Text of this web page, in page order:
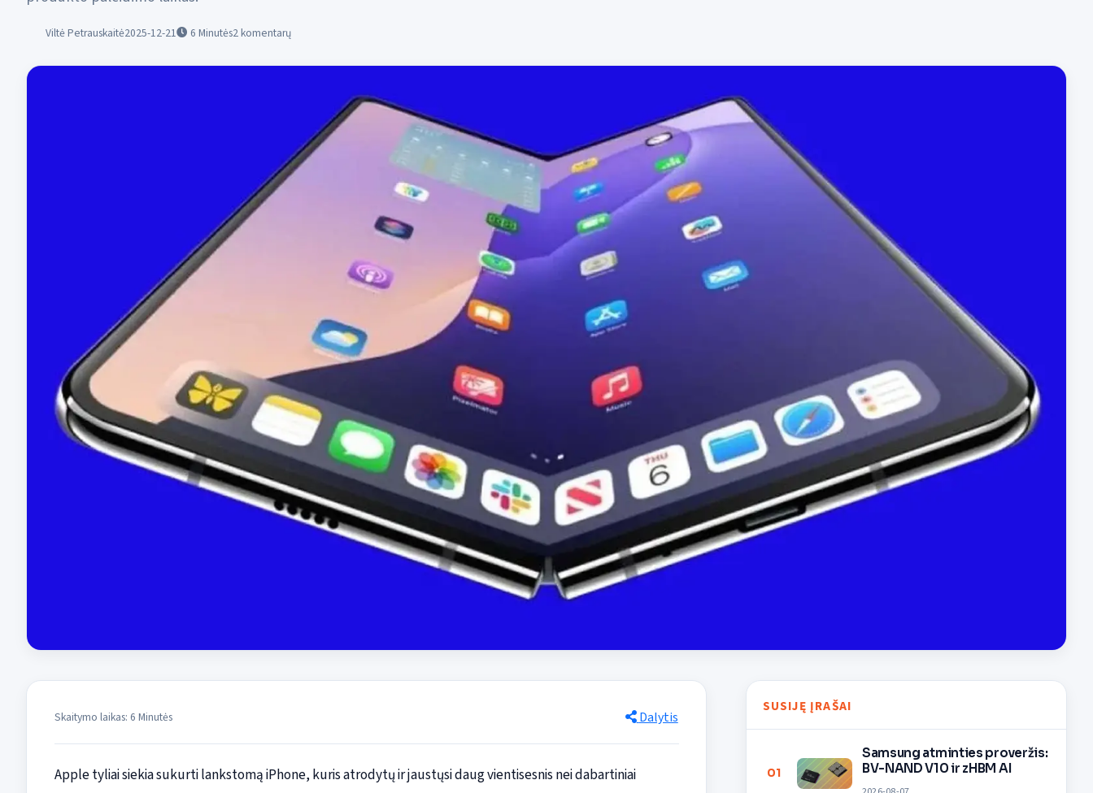
Viltė Petrauskaitė2025-12-21 6 Minutės2 komentarų
Skaitymo laikas: 6 Minutės Dalytis
Apple tyliai siekia sukurti lankstomą iPhone, kuris atrodytų ir jaustųsi daug vientisesnis nei dabartiniai
SUSIJĘ ĮRAŠAI
01
Samsung atminties proveržis:
BV-NAND V10 ir zHBM AI